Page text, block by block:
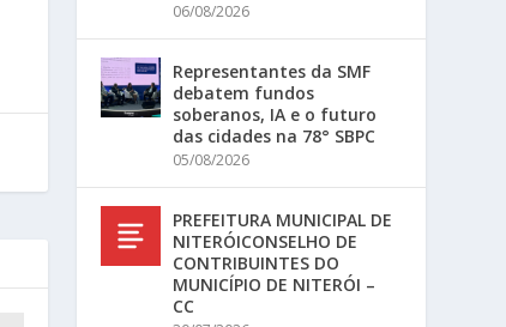
06/08/2026
Representantes da SMF
debatem fundos
soberanos, IA e o futuro
das cidades na 78° SBPC
05/08/2026
PREFEITURA MUNICIPAL DE
NITERÓICONSELHO DE
CONTRIBUINTES DO
MUNICÍPIO DE NITERÓI –
CC